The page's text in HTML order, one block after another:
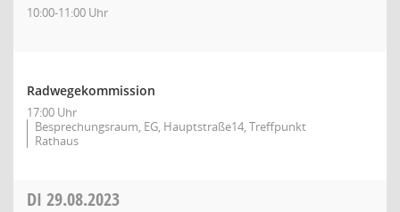
10:00-11:00 Uhr
Radwegekommission
17:00 Uhr
Besprechungsraum, EG, Hauptstraße14, Treffpunkt
Rathaus
DI 29.08.2023